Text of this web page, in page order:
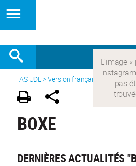
AS UDL>Version française > Les sports
BOXE
DERNIÈRES ACTUALITÉS